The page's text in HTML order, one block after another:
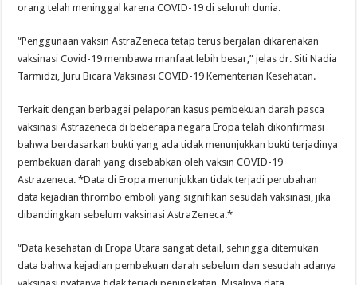
orang telah meninggal karena COVID-19 di seluruh dunia.
“Penggunaan vaksin AstraZeneca tetap terus berjalan dikarenakan
vaksinasi Covid-19 membawa manfaat lebih besar,” jelas dr. Siti Nadia
Tarmidzi, Juru Bicara Vaksinasi COVID-19 Kementerian Kesehatan.
Terkait dengan berbagai pelaporan kasus pembekuan darah pasca
vaksinasi Astrazeneca di beberapa negara Eropa telah dikonfirmasi
bahwa berdasarkan bukti yang ada tidak menunjukkan bukti terjadinya
pembekuan darah yang disebabkan oleh vaksin COVID-19
Astrazeneca. *Data di Eropa menunjukkan tidak terjadi perubahan
data kejadian thrombo emboli yang signifikan sesudah vaksinasi, jika
dibandingkan sebelum vaksinasi AstraZeneca.*
“Data kesehatan di Eropa Utara sangat detail, sehingga ditemukan
data bahwa kejadian pembekuan darah sebelum dan sesudah adanya